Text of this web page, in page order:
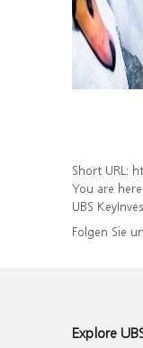
Short URL:
You are here:
UBS
Folgen Sie
Explore